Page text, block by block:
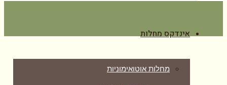
אינדקס מחלות
מחלות אוטואימוניות